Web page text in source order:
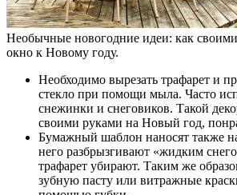
Необычные новогодние идеи: как
окно к Новому году.
Необходимо вырезать трафарет и
стекло при помощи мыла. Часто
снежинки и снеговиков. Такой
своими руками на Новый год,
Бумажный шаблон наносят также
него разбрызгивают «жидким
трафарет убирают. Таким же
зубную пасту или витражные